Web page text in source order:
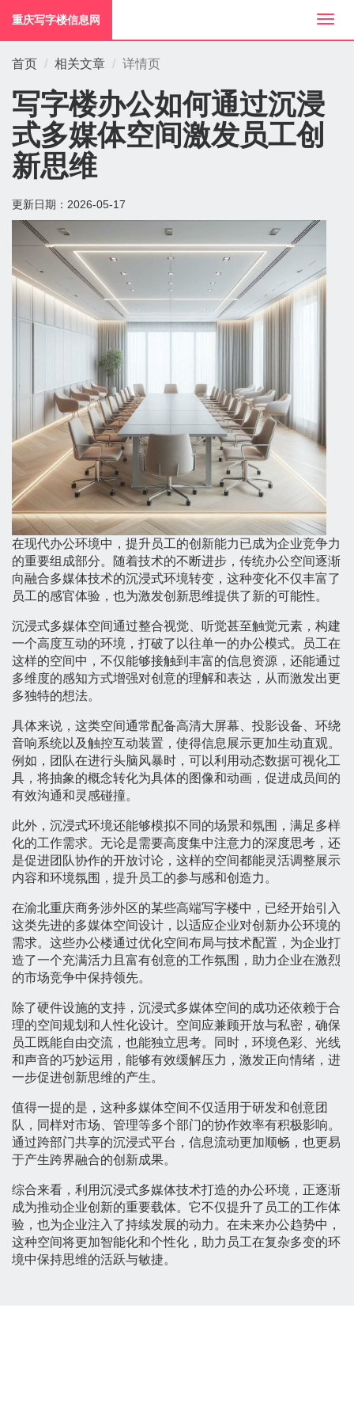
切
换
重庆写字楼信息网
首页 相关文章 详情页
写字楼办公如何通过沉浸
式多媒体空间激发员工创
新思维
更新日期： 2026-05-17
在现代办公环境中，提升员工的创新能力已成为企业竞争力
的重要组成部分。随着技术的不断进步，传统办公空间逐渐
向融合多媒体技术的沉浸式环境转变，这种变化不仅丰富了
员工的感官体验，也为激发创新思维提供了新的可能性。
沉浸式多媒体空间通过整合视觉、听觉甚至触觉元素，构建
一个高度互动的环境，打破了以往单一的办公模式。员工在
这样的空间中，不仅能够接触到丰富的信息资源，还能通过
多维度的感知方式增强对创意的理解和表达，从而激发出更
多独特的想法。
具体来说，这类空间通常配备高清大屏幕、投影设备、环绕
音响系统以及触控互动装置，使得信息展示更加生动直观。
例如，团队在进行头脑风暴时，可以利用动态数据可视化工
具，将抽象的概念转化为具体的图像和动画，促进成员间的
有效沟通和灵感碰撞。
此外，沉浸式环境还能够模拟不同的场景和氛围，满足多样
化的工作需求。无论是需要高度集中注意力的深度思考，还
是促进团队协作的开放讨论，这样的空间都能灵活调整展示
内容和环境氛围，提升员工的参与感和创造力。
在渝北重庆商务涉外区的某些高端写字楼中，已经开始引入
这类先进的多媒体空间设计，以适应企业对创新办公环境的
需求。这些办公楼通过优化空间布局与技术配置，为企业打
造了一个充满活力且富有创意的工作氛围，助力企业在激烈
的市场竞争中保持领先。
除了硬件设施的支持，沉浸式多媒体空间的成功还依赖于合
理的空间规划和人性化设计。空间应兼顾开放与私密，确保
员工既能自由交流，也能独立思考。同时，环境色彩、光线
和声音的巧妙运用，能够有效缓解压力，激发正向情绪，进
一步促进创新思维的产生。
值得一提的是，这种多媒体空间不仅适用于研发和创意团
队，同样对市场、管理等多个部门的协作效率有积极影响。
通过跨部门共享的沉浸式平台，信息流动更加顺畅，也更易
于产生跨界融合的创新成果。
综合来看，利用沉浸式多媒体技术打造的办公环境，正逐渐
成为推动企业创新的重要载体。它不仅提升了员工的工作体
验，也为企业注入了持续发展的动力。在未来办公趋势中，
这种空间将更加智能化和个性化，助力员工在复杂多变的环
境中保持思维的活跃与敏捷。